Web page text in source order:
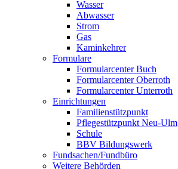
Wasser
Abwasser
Strom
Gas
Kaminkehrer
Formulare
Formularcenter Buch
Formularcenter Oberroth
Formularcenter Unterroth
Einrichtungen
Familienstützpunkt
Pflegestützpunkt Neu-Ulm
Schule
BBV Bildungswerk
Fundsachen/Fundbüro
Weitere Behörden